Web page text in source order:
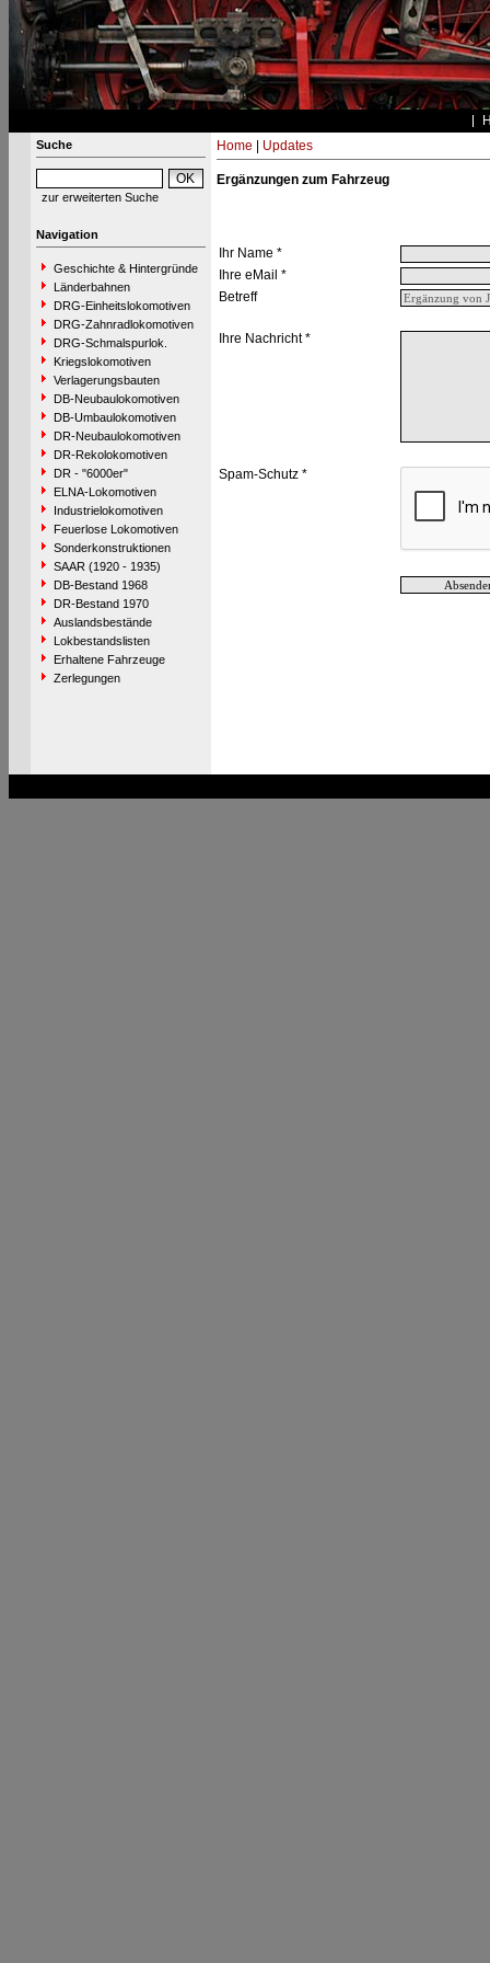
Suche
zur erweiterten Suche
Navigation
Geschichte & Hintergründe
Länderbahnen
DRG-Einheitslokomotiven
DRG-Zahnradlokomotiven
DRG-Schmalspurlok.
Kriegslokomotiven
Verlagerungsbauten
DB-Neubaulokomotiven
DB-Umbaulokomotiven
DR-Neubaulokomotiven
DR-Rekolokomotiven
DR - "6000er"
ELNA-Lokomotiven
Industrielokomotiven
Feuerlose Lokomotiven
Sonderkonstruktionen
SAAR (1920 - 1935)
DB-Bestand 1968
DR-Bestand 1970
Auslandsbestände
Lokbestandslisten
Erhaltene Fahrzeuge
Zerlegungen
Home Updates
Ergänzungen zum Fahrzeug
Ihr Name *
Ihre eMail *
Betreff
Ihre Nachricht *
Spam-Schutz *